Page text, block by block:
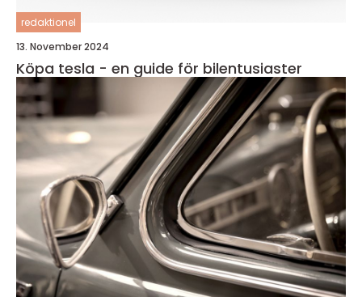
redaktionel
13. November 2024
Köpa tesla - en guide för bilentusiaster